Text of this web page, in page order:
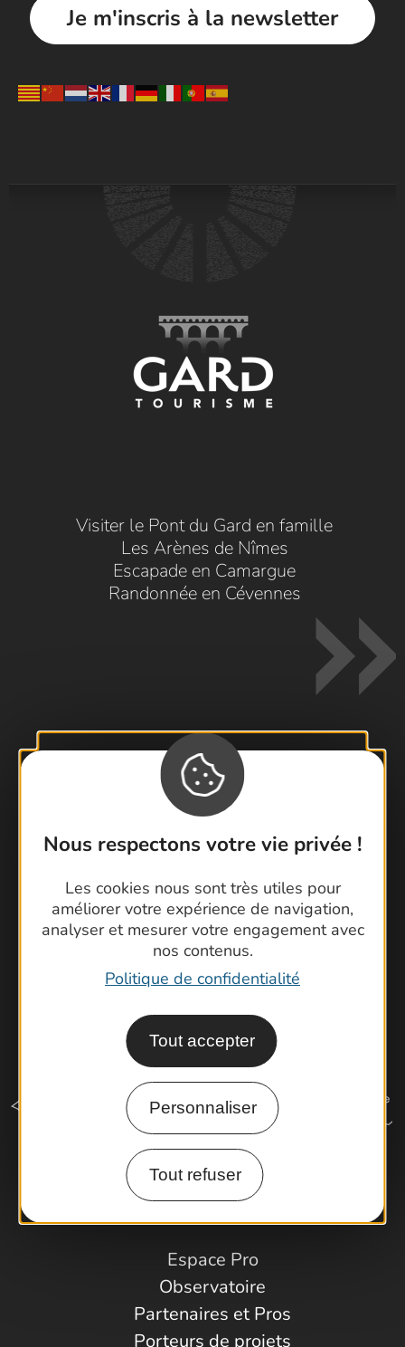
Nous respectons votre vie privée !
Les cookies nous sont très utiles pour
améliorer votre expérience de navigation,
analyser et mesurer votre engagement avec
nos contenus.
Politique de confidentialité
Tout accepter
Personnaliser
Tout refuser
Je m'inscris à la newsletter
Visiter le Pont du Gard en famille
Les Arènes de Nîmes
Escapade en Camargue
Randonnée en Cévennes
Contactez-nous !
Foire aux questions
Brochures
Cartoguides et Topoguides
Latitude Gard
Comment venir ?
Espace Pro
Observatoire
Partenaires et Pros
Porteurs de projets